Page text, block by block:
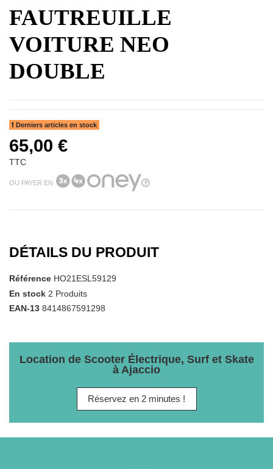
FAUTREUILLE
VOITURE NEO
DOUBLE
Derniers articles en stock
65,00 €
TTC
OU PAYER EN
DÉTAILS DU PRODUIT
Référence HO21ESL59129
En stock 2 Produits
EAN-13 8414867591298
Location de Scooter Électrique, Surf et Skate
à Ajaccio
Réservez en 2 minutes !